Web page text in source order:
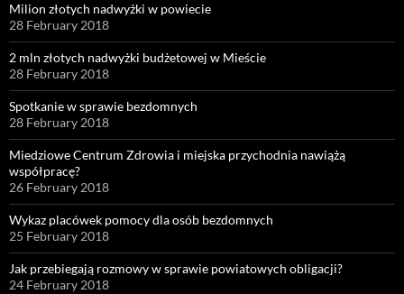
Milion złotych nadwyżki w powiecie
28 February 2018
2 mln złotych nadwyżki budżetowej w Mieście
28 February 2018
Spotkanie w sprawie bezdomnych
28 February 2018
Miedziowe Centrum Zdrowia i miejska przychodnia nawiążą
współpracę?
26 February 2018
Wykaz placówek pomocy dla osób bezdomnych
25 February 2018
Jak przebiegają rozmowy w sprawie powiatowych obligacji?
24 February 2018